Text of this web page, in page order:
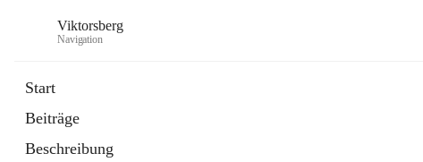
Viktorsberg
Navigation
Start
Beiträge
Beschreibung